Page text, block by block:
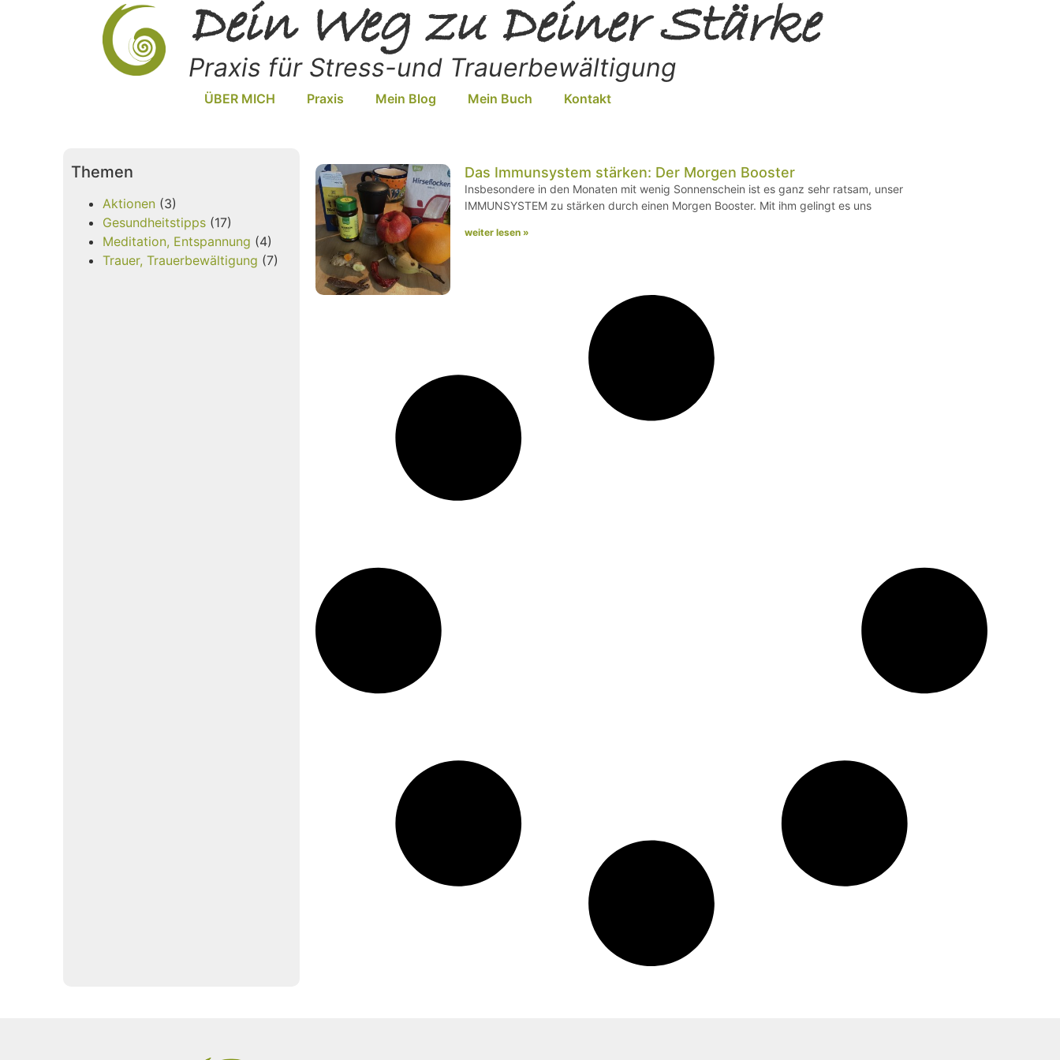
Dein Weg zu Deiner Stärke
Praxis für Stress-und Trauerbewältigung
ÜBER MICH Praxis Mein Blog Mein Buch Kontakt
Das Immunsystem stärken: Der Morgen Booster
Insbesondere in den Monaten mit wenig Sonnenschein ist es ganz sehr ratsam, unser
IMMUNSYSTEM zu stärken durch einen Morgen Booster. Mit ihm gelingt es uns
weiter lesen »
Themen
Aktionen (3)
Gesundheitstipps (17)
Meditation, Entspannung (4)
Trauer, Trauerbewältigung (7)